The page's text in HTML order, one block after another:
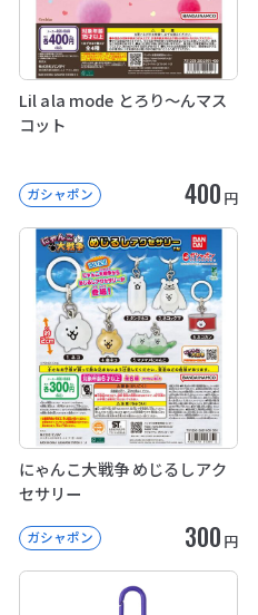
Lil ala mode とろり～んマス
コット
ガシャポン 400 円
にゃんこ大戦争 めじるしアク
セサリー
ガシャポン 300 円